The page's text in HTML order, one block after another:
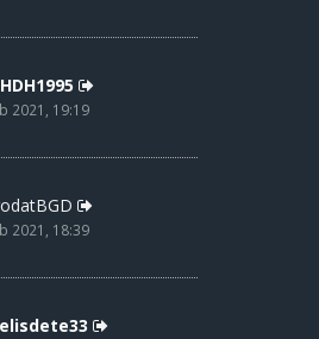
2021, 19:19
2021, 18:39